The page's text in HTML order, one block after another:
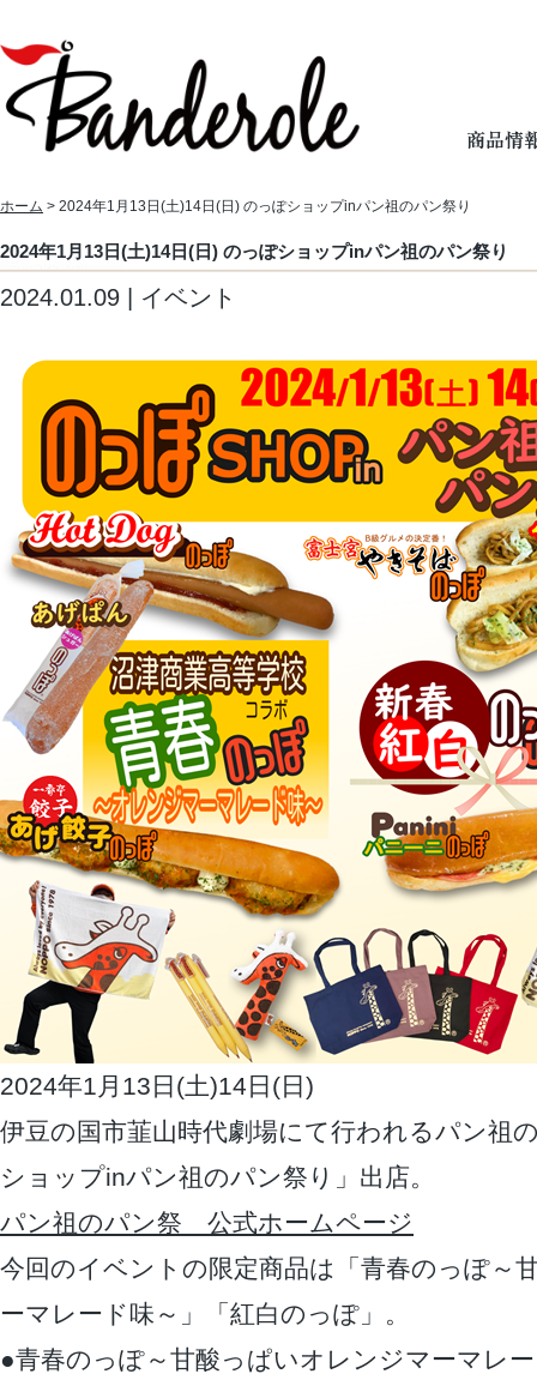
ホーム > 2024年1月13日(土)14日(日) のっぽショップinパン祖のパン祭り
2024年1月13日(土)14日(日) のっぽショップinパン祖のパン祭り
2024.01.09 | イベント
2024年1月13日(土)14日(日)
伊豆の国市韮山時代劇場にて行われるパン祖
ショップinパン祖のパン祭り」出店。
パン祖のパン祭 公式ホームページ
今回のイベントの限定商品は「青春のっぽ～
ーマレード味～」「紅白のっぽ」。
●青春のっぽ～甘酸っぱいオレンジマーマレ